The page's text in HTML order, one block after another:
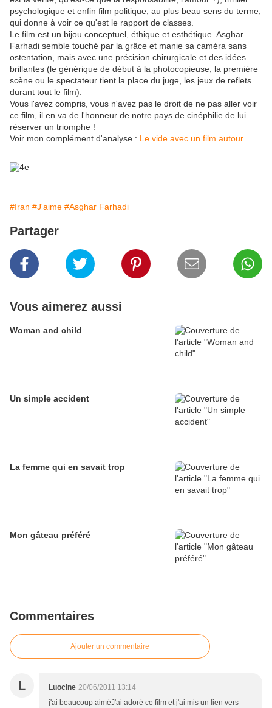
psychologique et enfin film politique, au plus beau sens du terme,
qui donne à voir ce qu'est le rapport de classes.
Le film est un bijou conceptuel, éthique et esthétique. Asghar
Farhadi semble touché par la grâce et manie sa caméra sans
ostentation, mais avec une précision chirurgicale et des idées
brillantes (le générique de début à la photocopieuse, la première
scène ou le spectateur tient la place du juge, les jeux de reflets
durant tout le film).
Vous l'avez compris, vous n'avez pas le droit de ne pas aller voir
ce film, il en va de l'honneur de notre pays de cinéphilie de lui
réserver un triomphe !
Voir mon complément d'analyse : Le vide avec un film autour
#Iran #J'aime #Asghar Farhadi
Partager
Vous aimerez aussi
Woman and child
Un simple accident
La femme qui en savait trop
Mon gâteau préféré
Commentaires
Ajouter un commentaire
L Luocine 20/06/2011 13:14
j'ai beaucoup aiméJ'ai adoré ce film et j'ai mis un lien vers